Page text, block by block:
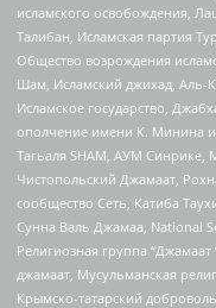
исламского освобождения,
Талибан, Исламская партия
Общество возрождения
Шам, Исламский джихад, Аль-
Исламское государство,
ополчение имени К. Минина и
Тагьаля SHAM, АУМ Синрике,
Чистопольский Джамаат,
сообщество Сеть, Катиба
Сунна Валь Джамаа, National
Религиозная группа
джамаат, Мусульманская
Крымско-татарский